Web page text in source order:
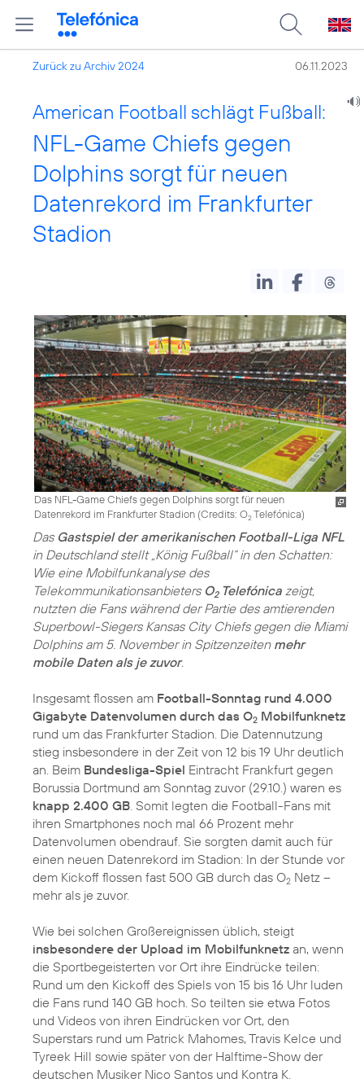
Zurück zu Archiv 2024 06.11.2023
American Football schlägt Fußball:
NFL-Game Chiefs gegen
Dolphins sorgt für neuen
Datenrekord im Frankfurter
Stadion
Das NFL-Game Chiefs gegen Dolphins sorgt für neuen
Datenrekord im Frankfurter Stadion (Credits: O2Telefónica)
Das Gastspiel der amerikanischen Football-Liga NFL
in Deutschland stellt „König Fußball“ in den Schatten:
Wie eine Mobilfunkanalyse des
Telekommunikationsanbieters O2Telefónica zeigt,
nutzten die Fans während der Partie des amtierenden
Superbowl-Siegers Kansas City Chiefs gegen die Miami
Dolphins am 5. November in Spitzenzeiten mehr
mobile Daten als je zuvor.
Insgesamt flossen am Football-Sonntag rund 4.000
Gigabyte Datenvolumen durch das O2 Mobilfunknetz
rund um das Frankfurter Stadion. Die Datennutzung
stieg insbesondere in der Zeit von 12 bis 19 Uhr deutlich
an. Beim Bundesliga-Spiel Eintracht Frankfurt gegen
Borussia Dortmund am Sonntag zuvor (29.10.) waren es
knapp 2.400 GB . Somit legten die Football-Fans mit
ihren Smartphones noch mal 66 Prozent mehr
Datenvolumen obendrauf. Sie sorgten damit auch für
einen neuen Datenrekord im Stadion: In der Stunde vor
dem Kickoff flossen fast 500 GB durch das O2 Netz –
mehr als je zuvor.
Wie bei solchen Großereignissen üblich, steigt
insbesondere der Upload im Mobilfunknetz an, wenn
die Sportbegeisterten vor Ort ihre Eindrücke teilen:
Rund um den Kickoff des Spiels von 15 bis 16 Uhr luden
die Fans rund 140 GB hoch. So teilten sie etwa Fotos
und Videos von ihren Eindrücken vor Ort, den
Superstars rund um Patrick Mahomes, Travis Kelce und
Tyreek Hill sowie später von der Halftime-Show der
deutschen Musiker Nico Santos und Kontra K.